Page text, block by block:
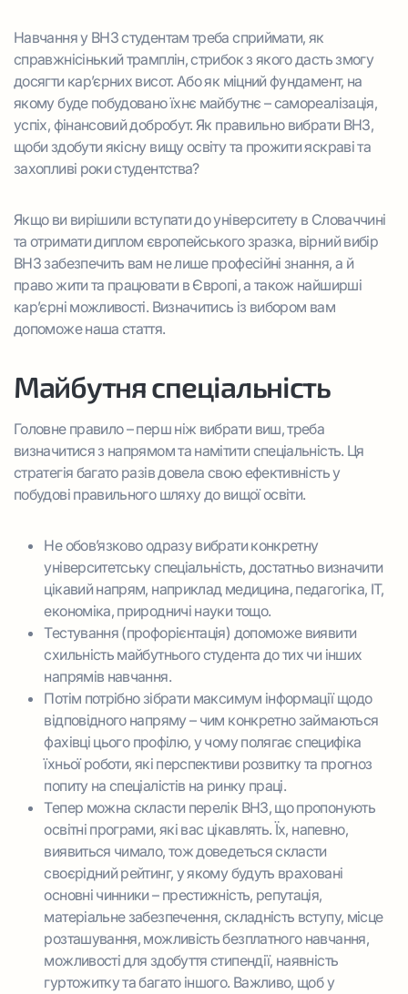
Навчання у ВНЗ студентам треба сприймати, як
справжнісінький трамплін, стрибок з якого дасть змогу
досягти кар’єрних висот. Або як міцний фундамент, на
якому буде побудовано їхнє майбутнє – самореалізація,
успіх, фінансовий добробут. Як правильно вибрати ВНЗ,
щоби здобути якісну вищу освіту та прожити яскраві та
захопливі роки студентства?
Якщо ви вирішили вступати до університету в Словаччині
та отримати диплом європейського зразка, вірний вибір
ВНЗ забезпечить вам не лише професійні знання, а й
право жити та працювати в Європі, а також найширші
кар’єрні можливості. Визначитись із вибором вам
допоможе наша стаття.
Майбутня спеціальність
Головне правило – перш ніж вибрати виш, треба
визначитися з напрямом та намітити спеціальність. Ця
стратегія багато разів довела свою ефективність у
побудові правильного шляху до вищої освіти.
Не обов’язково одразу вибрати конкретну
університетську спеціальність, достатньо визначити
цікавий напрям, наприклад медицина, педагогіка, IT,
економіка, природничі науки тощо.
Тестування (профорієнтація) допоможе виявити
схильність майбутнього студента до тих чи інших
напрямів навчання.
Потім потрібно зібрати максимум інформації щодо
відповідного напряму – чим конкретно займаються
фахівці цього профілю, у чому полягає специфіка
їхньої роботи, які перспективи розвитку та прогноз
попиту на спеціалістів на ринку праці.
Тепер можна скласти перелік ВНЗ, що пропонують
освітні програми, які вас цікавлять. Їх, напевно,
виявиться чимало, тож доведеться скласти
своєрідний рейтинг, у якому будуть враховані
основні чинники – престижність, репутація,
матеріальне забезпечення, складність вступу, місце
розташування, можливість безплатного навчання,
можливості для здобуття стипендії, наявність
гуртожитку та багато іншого. Важливо, щоб у